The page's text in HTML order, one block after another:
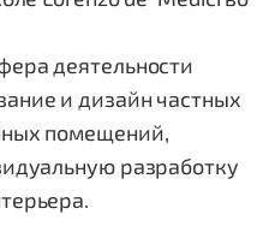
деятельности
и дизайн частных
помещений,
разработку